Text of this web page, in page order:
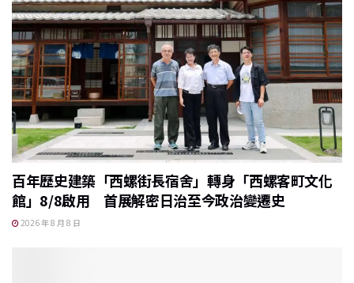
百年歷史建築「西螺街長宿舍」轉身「西螺客町文化
館」8/8啟用 首展解密日治至今政治變遷史
2026 年 8 月 8 日